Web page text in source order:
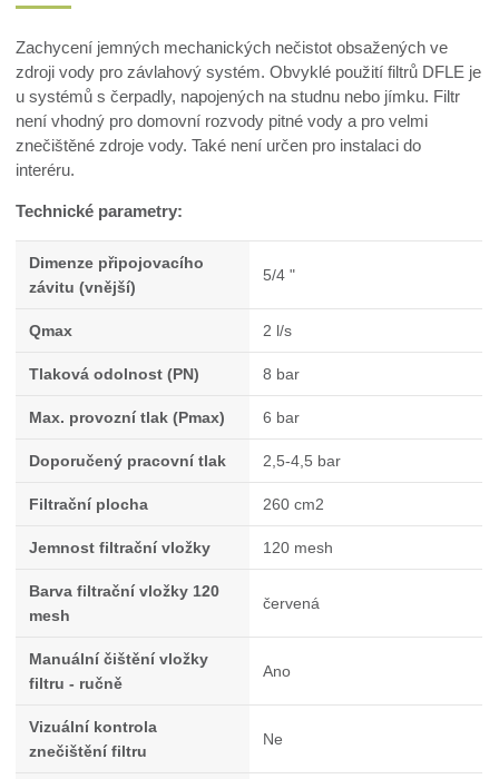
Zachycení jemných mechanických nečistot obsažených ve
zdroji vody pro závlahový systém. Obvyklé použití filtrů DFLE je
u systémů s čerpadly, napojených na studnu nebo jímku. Filtr
není vhodný pro domovní rozvody pitné vody a pro velmi
znečištěné zdroje vody. Také není určen pro instalaci do
interéru.
Technické parametry:
Dimenze připojovacího
závitu (vnější)
5/4 "
Qmax 2 l/s
Tlaková odolnost (PN) 8 bar
Max. provozní tlak (Pmax) 6 bar
Doporučený pracovní tlak 2,5-4,5 bar
Filtrační plocha 260 cm2
Jemnost filtrační vložky 120 mesh
Barva filtrační vložky 120
mesh
červená
Manuální čištění vložky
filtru - ručně
Ano
Vizuální kontrola
znečištění filtru
Ne